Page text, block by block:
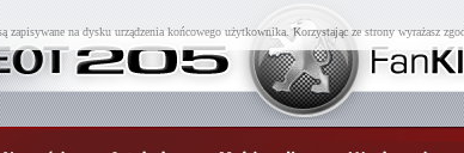
na dysku urządzenia końcowego użytkownika. Korzystając ze strony wyrażasz